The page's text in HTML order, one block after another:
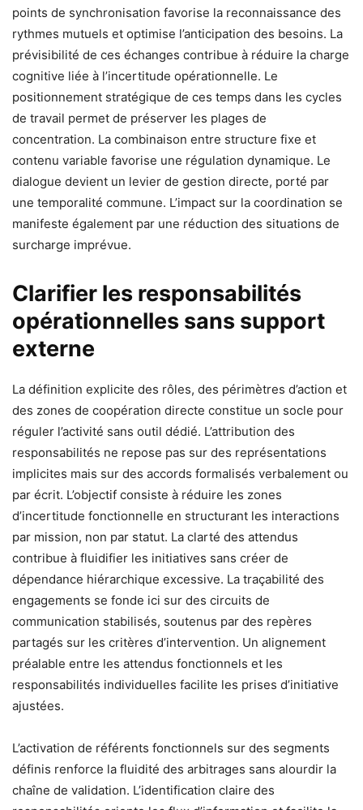
points de synchronisation favorise la reconnaissance des
rythmes mutuels et optimise l’anticipation des besoins. La
prévisibilité de ces échanges contribue à réduire la charge
cognitive liée à l’incertitude opérationnelle. Le
positionnement stratégique de ces temps dans les cycles
de travail permet de préserver les plages de
concentration. La combinaison entre structure fixe et
contenu variable favorise une régulation dynamique. Le
dialogue devient un levier de gestion directe, porté par
une temporalité commune. L’impact sur la coordination se
manifeste également par une réduction des situations de
surcharge imprévue.
Clarifier les responsabilités
opérationnelles sans support
externe
La définition explicite des rôles, des périmètres d’action et
des zones de coopération directe constitue un socle pour
réguler l’activité sans outil dédié. L’attribution des
responsabilités ne repose pas sur des représentations
implicites mais sur des accords formalisés verbalement ou
par écrit. L’objectif consiste à réduire les zones
d’incertitude fonctionnelle en structurant les interactions
par mission, non par statut. La clarté des attendus
contribue à fluidifier les initiatives sans créer de
dépendance hiérarchique excessive. La traçabilité des
engagements se fonde ici sur des circuits de
communication stabilisés, soutenus par des repères
partagés sur les critères d’intervention. Un alignement
préalable entre les attendus fonctionnels et les
responsabilités individuelles facilite les prises d’initiative
ajustées.
L’activation de référents fonctionnels sur des segments
définis renforce la fluidité des arbitrages sans alourdir la
chaîne de validation. L’identification claire des